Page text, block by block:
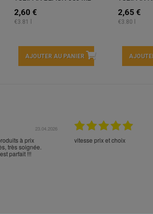
2,60 €
€3.81 l
AJOUTER AU PANIER
2,65 €
€3.80 l
17.04.2026
et n'en
sur votre
et l'emballage
Comme d'habitude,